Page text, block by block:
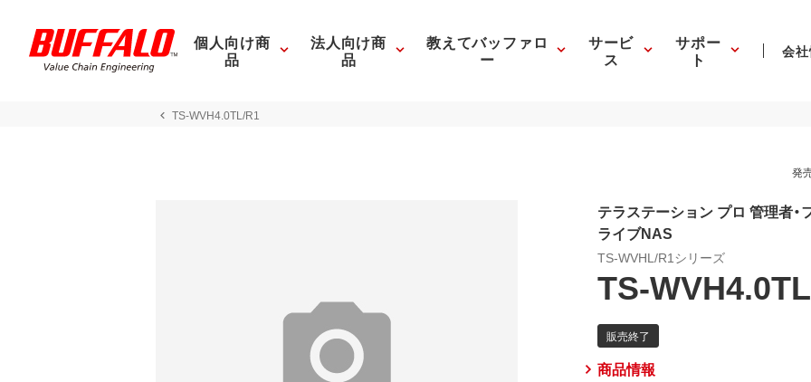
個人向け商
品
法人向け商
品
教えてバッファロ
ー
サービ
ス
サポー
ト 会
TS-WVH4.0TL/R1
発
テラステーション プロ 管理者
ライブNAS
TS-WVHL/R1シリーズ
TS-
商品情報